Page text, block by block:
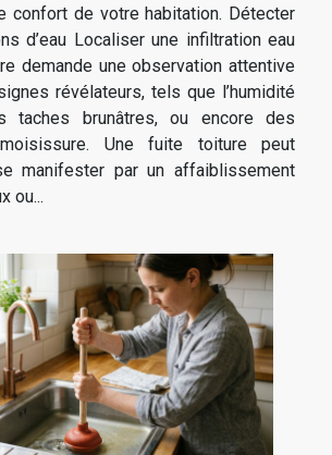
confort de votre habitation. Détecter
d’eau Localiser une infiltration eau
demande une observation attentive
révélateurs, tels que l’humidité
taches brunâtres, ou encore des
Une fuite toiture peut
manifester par un affaiblissement
ou...